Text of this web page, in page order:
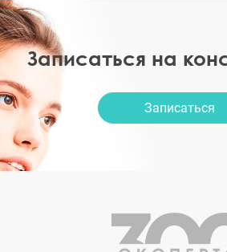
Записаться на
Записаться